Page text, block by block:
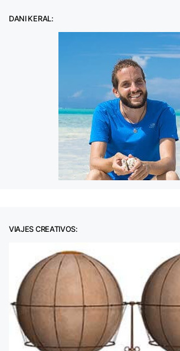
DANI KERAL:
VIAJES CREATIVOS: